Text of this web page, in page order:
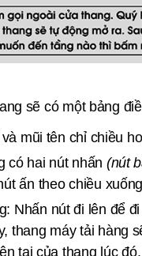
sẽ có một bảng
mũi tên chỉ chiều
có hai nút nhấn (nút
ấn theo chiều
Nhấn nút đi lên để
thang máy tải hàng
tại của thang lúc